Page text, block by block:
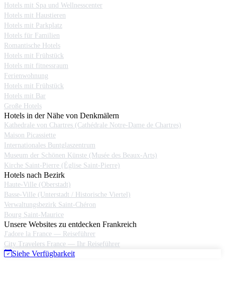
Hotels mit Spa und Wellnesscenter
Hotels mit Haustieren
Hotels mit Parkplatz
Hotels für Familien
Romantische Hotels
Hotels mit Frühstück
Hotels mit fitnessraum
Ferienwohnung
Hotels mit Frühstück
Hotels mit Bar
Große Hotels
Hotels in der Nähe von Denkmälern
Kathedrale von Chartres (Cathédrale Notre-Dame de Chartres)
Maison Picassiette
Internationales Buntglaszentrum
Museum der Schönen Künste (Musée des Beaux-Arts)
Kirche Saint-Pierre (Église Saint-Pierre)
Hotels nach Bezirk
Haute-Ville (Oberstadt)
Basse-Ville (Unterstadt / Historische Viertel)
Verwaltungsbezirk Saint-Chéron
Bourg Saint-Maurice
Unsere Websites zu entdecken Frankreich
J'adore la France — Reiseführer
City Travelers France — Ihr Reiseführer
Siehe Verfügbarkeit